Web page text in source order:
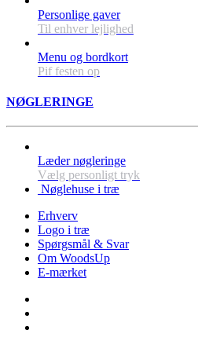
Personlige gaver
Til enhver lejlighed
Menu og bordkort
Pif festen op
NØGLERINGE
Læder nøgleringe
Vælg personligt tryk
Nøglehuse i træ
Erhverv
Logo i træ
Spørgsmål & Svar
Om WoodsUp
E-mærket